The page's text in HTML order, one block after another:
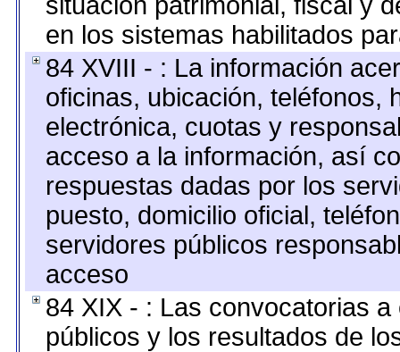
en los sistemas habilitados
84 XVIII - : La información
oficinas, ubicación, teléfonos,
electrónica, cuotas y
acceso a la información, así
respuestas dadas por los
puesto, domicilio oficial,
servidores públicos
acceso
84 XIX - : Las convocatorias
públicos y los resultados de